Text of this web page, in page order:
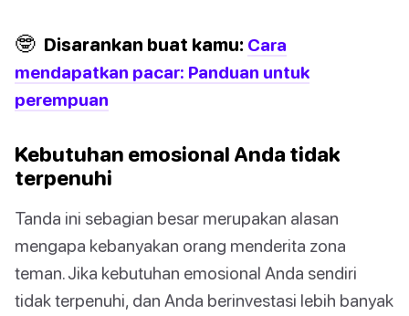
🤓 Disarankan buat kamu: Cara
mendapatkan pacar: Panduan untuk
perempuan
Kebutuhan emosional Anda tidak
terpenuhi
Tanda ini sebagian besar merupakan alasan
mengapa kebanyakan orang menderita zona
teman. Jika kebutuhan emosional Anda sendiri
tidak terpenuhi, dan Anda berinvestasi lebih banyak